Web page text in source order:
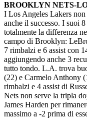
BROOKLYN NETS-
I Los Angeles Lakers
anche il successo. I suoi
totalmente la differenza
campo di Brooklyn:
7 rimbalzi e 6 assist con
aggiungendo anche 3
tutto tondo. L.A. trova
(22) e Carmelo Anthony
rimbalzi e 4 assist di
Nets non serve la tripla
James Harden per
massimo a -2 prima di